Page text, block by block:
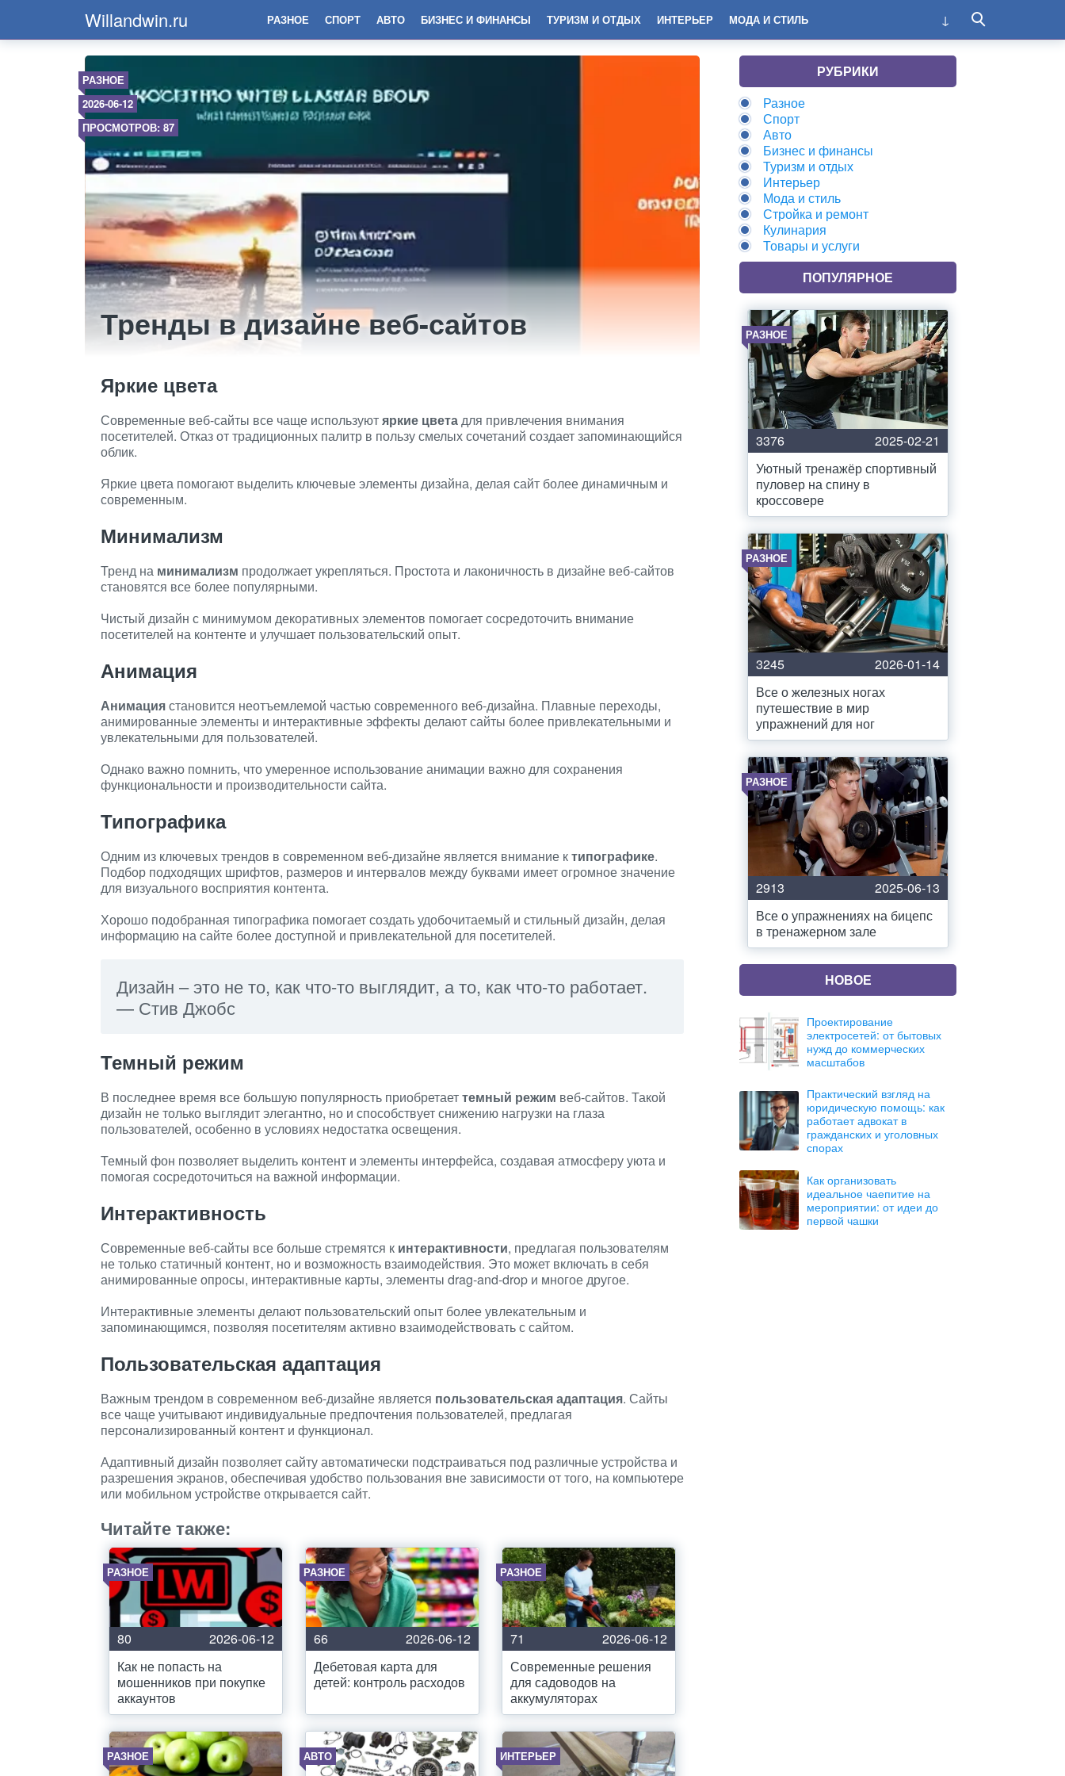
Willandwin.ru РАЗНОЕ СПОРТ АВТО БИЗНЕС И ФИНАНСЫ ТУРИЗМ И ОТДЫХ ИНТЕРЬЕР МОДА И СТИЛЬ
РАЗНОЕ
2026-06-12
ПРОСМОТРОВ: 87
Тренды в дизайне веб-сайтов
Яркие цвета
Современные веб-сайты все чаще используютяркие цветадля привлечения внимания
посетителей. Отказ от традиционных палитр в пользу смелых сочетаний создает запоминающийся
облик.
Яркие цвета помогают выделить ключевые элементы дизайна, делая сайт более динамичным и
современным.
Минимализм
Тренд на минимализм продолжает укрепляться. Простота и лаконичность в дизайне веб-сайтов
становятся все более популярными.
Чистый дизайн с минимумом декоративных элементов помогает сосредоточить внимание
посетителей на контенте и улучшает пользовательский опыт.
Анимация
Анимациястановится неотъемлемой частью современного веб-дизайна. Плавные переходы,
анимированные элементы и интерактивные эффекты делают сайты более привлекательными и
увлекательными для пользователей.
Однако важно помнить, что умеренное использование анимации важно для сохранения
функциональности и производительности сайта.
Типографика
Одним из ключевых трендов в современном веб-дизайне является внимание ктипографике.
Подбор подходящих шрифтов, размеров и интервалов между буквами имеет огромное значение
для визуального восприятия контента.
Хорошо подобранная типографика помогает создать удобочитаемый и стильный дизайн, делая
информацию на сайте более доступной и привлекательной для посетителей.
Дизайн – это не то, как что-то выглядит, а то, как что-то работает.
— Стив Джобс
Темный режим
В последнее время все большую популярность приобретаеттемный режим веб-сайтов. Такой
дизайн не только выглядит элегантно, но и способствует снижению нагрузки на глаза
пользователей, особенно в условиях недостатка освещения.
Темный фон позволяет выделить контент и элементы интерфейса, создавая атмосферу уюта и
помогая сосредоточиться на важной информации.
Интерактивность
Современные веб-сайты все больше стремятся к интерактивности, предлагая пользователям
не только статичный контент, но и возможность взаимодействия. Это может включать в себя
анимированные опросы, интерактивные карты, элементы drag-and-drop и многое другое.
Интерактивные элементы делают пользовательский опыт более увлекательным и
запоминающимся, позволяя посетителям активно взаимодействовать с сайтом.
Пользовательская адаптация
Важным трендом в современном веб-дизайне является пользовательская адаптация. Сайты
все чаще учитывают индивидуальные предпочтения пользователей, предлагая
персонализированный контент и функционал.
Адаптивный дизайн позволяет сайту автоматически подстраиваться под различные устройства и
разрешения экранов, обеспечивая удобство пользования вне зависимости от того, на компьютере
или мобильном устройстве открывается сайт.
Читайте также:
РАЗНОЕ
80
2026-06-12
Как не попасть на
мошенников при покупке
аккаунтов
РАЗНОЕ
66
2026-06-12
Дебетовая карта для
детей: контроль расходов
РАЗНОЕ
71
2026-06-12
Современные решения
для садоводов на
аккумуляторах
РАЗНОЕ АВТО ИНТЕРЬЕР
РУБРИКИ
Разное
Спорт
Авто
Бизнес и финансы
Туризм и отдых
Интерьер
Мода и стиль
Стройка и ремонт
Кулинария
Товары и услуги
ПОПУЛЯРНОЕ
РАЗНОЕ
3376
2025-02-21
Уютный тренажёр спортивный
пуловер на спину в
кроссовере
РАЗНОЕ
3245
2026-01-14
Все о железных ногах
путешествие в мир
упражнений для ног
РАЗНОЕ
2913
2025-06-13
Все о упражнениях на бицепс
в тренажерном зале
НОВОЕ
Проектирование
электросетей: от бытовых
нужд до коммерческих
масштабов
Практический взгляд на
юридическую помощь: как
работает адвокат в
гражданских и уголовных
спорах
Как организовать
идеальное чаепитие на
мероприятии: от идеи до
первой чашки